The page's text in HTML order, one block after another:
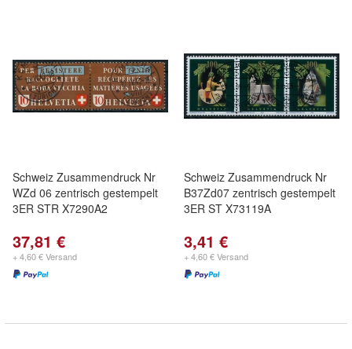
Schweiz Zusammendruck Nr
WZd 06 zentrisch gestempelt
3ER STR X7290A2
37,81 €
+ 4,60 € Versand
Schweiz Zusammendruck Nr
B37Zd07 zentrisch gestempelt
3ER ST X73119A
3,41 €
+ 4,60 € Versand